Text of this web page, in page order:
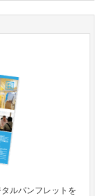
ルパンフレットを